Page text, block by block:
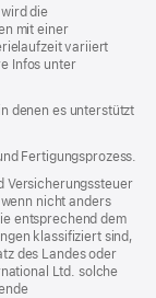
die
mit einer
variiert
Infos unter
denen es unterstützt
Fertigungsprozess.
Versicherungssteuer
nicht anders
entsprechend dem
klassifiziert sind,
des Landes oder
Ltd. solche